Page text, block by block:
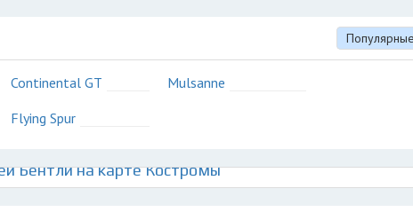
Популярные
Continental GT
Flying Spur
Mulsanne
Бентли на карте Костромы